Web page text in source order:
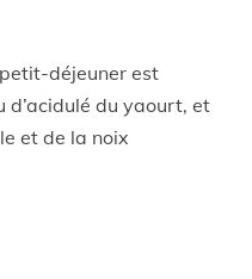
déjeuner est
d’acidulé du yaourt, et
et de la noix